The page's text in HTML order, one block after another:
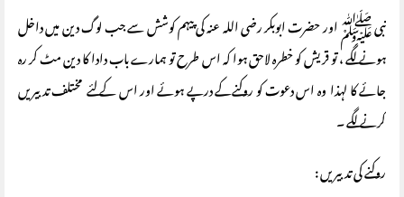
نبی ﷺ اور حضرت ابوبکر رضی اللہ عنہ کی پیہم کوشش سے جب لوگ دین میں داخل
ہونے لگے ، تو قریش کو خطرہ لاحق ہوا کہ اس طرح تو ہمارے باب دادا کا دین مٹ کر رہ
جائے کا لہذا وہ اس دعوت کو روکنےکے درپے ہوئے اور اس کے لئے مختلف تدبیریں
کرنے لگے ۔
روکنے کی تدبیریں :